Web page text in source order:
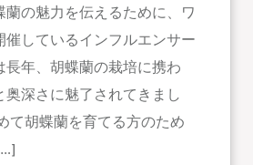
の魅力を伝えるために、ワ
しているインフルエンサー
年、胡蝶蘭の栽培に携わ
奥深さに魅了されてきまし
て胡蝶蘭を育てる方のため